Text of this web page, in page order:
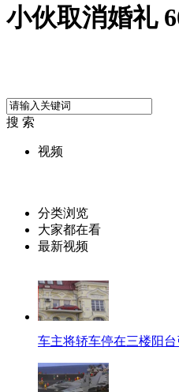
小伙取消婚礼
搜 索
视频
分类浏览
大家都在看
最新视频
车主将轿车停在三楼阳